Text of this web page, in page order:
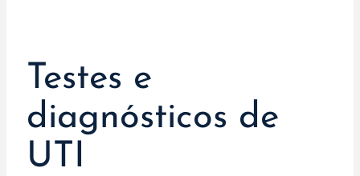
Testes e
diagnósticos de
UTI